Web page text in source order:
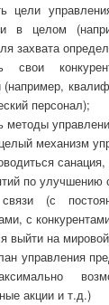
цели
в целом
захвата
свои
(например,
персонал);
методы
механизм
по улучшению
(с
с
выйти на
управления
акции и т.д.)